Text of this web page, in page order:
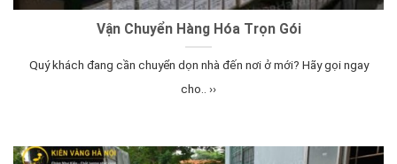
Vận Chuyển Hàng Hóa Trọn Gói
Quý khách đang cần chuyển dọn nhà đến nơi ở mới? Hãy gọi ngay
cho.. ››